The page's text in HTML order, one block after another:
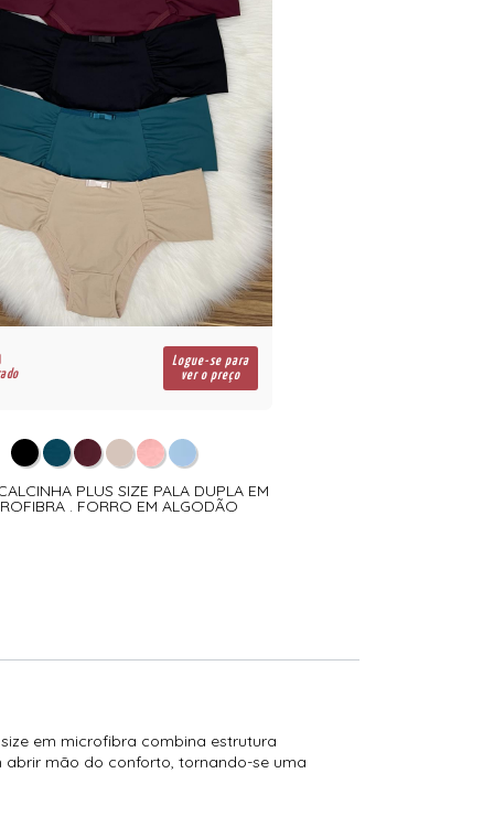
Logue-se para
ver o preço
PLUS SIZE PALA DUPLA EM
. FORRO EM ALGODÃO
em microfibra combina estrutura
mão do conforto, tornando-se uma